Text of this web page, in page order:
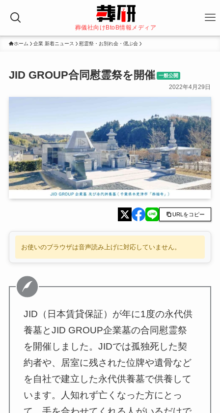
葬儀社向けBtoB情報メディア
ホーム 企業 新着ニュース 慰霊祭・お別れ会・偲ぶ会
JID GROUP合同慰霊祭を開催 一般公開
2022年4月29日
URLをコピー
お使いのブラウザは音声読み上げに対応していません。
JID（日本賃貸保証）が年に1度の永代供
養墓とJID GROUP企業墓の合同慰霊祭
を開催しました。JIDでは孤独死した契
約者や、居室に残された位牌や遺骨など
を自社で建立した永代供養墓で供養して
います。人知れず亡くなった方にとっ